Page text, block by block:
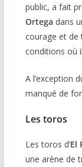
public, a fait
Ortega dans
courage et de
conditions où
A l’exception
manqué de
Les toros
Les toros d’El
une arène de